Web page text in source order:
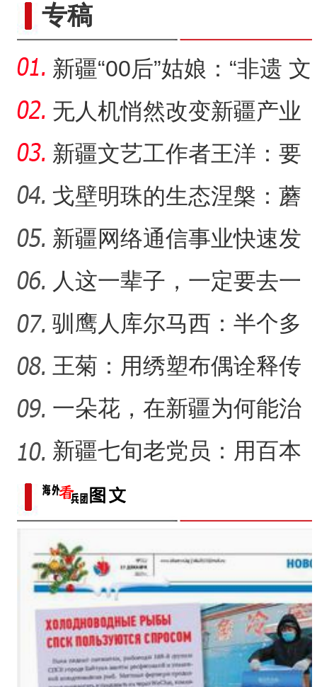
【与你为邻】西班牙机械师
【与你为邻】海比夫：用六
新疆杂话剧《兵团人家2》
中国新疆国际民族舞蹈节落
专稿
新疆“00后”姑娘：“非遗 文
创”让传统文化“潮”
无人机悄然改变新疆产业
生产方式
新疆文艺工作者王洋：要
把美好的家乡唱给更多人
听
戈壁明珠的生态涅槃：蘑
菇湖水库的生态戍边战
新疆网络通信事业快速发
展 拉近世界与新疆距离
人这一辈子，一定要去一
趟新星市！
驯鹰人库尔马西：半个多
世纪的传统文化守望
王菊：用绣塑布偶诠释传
统符号与技艺
一朵花，在新疆为何能治
沙又致富？
新疆七旬老党员：用百本
日记记录村子半个多世纪
变